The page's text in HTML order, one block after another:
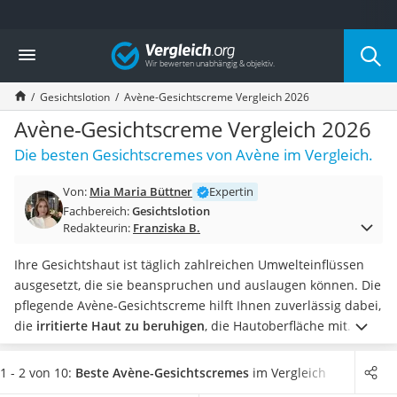
Die beliebtesten Vergleiche nach Kategorie
Drogerie
Inhalator
Haarschneider
Rollator
Braun Rasierer
Katzenklappe (Chip)
Masturbator
Massagepistole
Reisehaartrockner
Eiweißpulver
Magnesiumpräparat
Katzenklappe
Nackenmassagegerät
Zeckenschutz Katze
Vergleich
Gesichtslotion Avène-Gesichtscreme Vergleich 2026
Avène-Gesichtscreme Vergleich 2026
Die besten Gesichtscremes von Avène im Vergleich.
Von: Mia Maria Büttner
Expertin
Fachbereich:Gesichtslotion
Redakteurin: Franziska B.
Ihre Gesichtshaut ist täglich zahlreichen Umwelteinflüssen
ausgesetzt, die sie beanspruchen und auslaugen können. Die
pflegende Avène-Gesichtscreme hilft Ihnen zuverlässig dabei,
die irritierte Haut zu beruhigen, die Hautoberfläche mit
Feuchtigkeit zu versorgen und Ihnen einen gesunden Glow zu
verleihen.Viele Online-Tests zeigen, dassUV-Schutz
in Ihrer
1 - 2 von 10: Beste Avène-Gesichtscremes im Vergleich